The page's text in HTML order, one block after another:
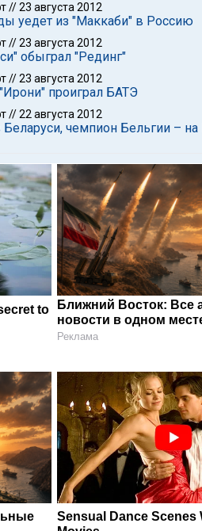
//23 августа 2012
уедет из "Маккаби" в Россию
//23 августа 2012
обыграл "Рединг"
//23 августа 2012
проиграл БАТЭ
//22 августа 2012
чемпион Бельгии – на
to
Ближний Восток: Все
новости в одном
Реклама
Sensual Dance Scenes